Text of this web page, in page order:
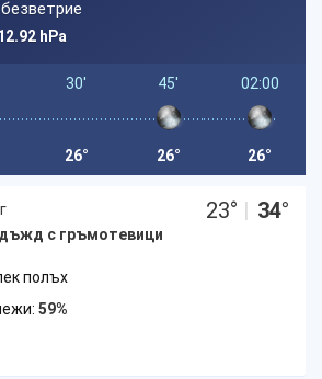
hPa
30'
26°
45'
26°
02:00
26°
с гръмотевици
23° | 34°
полъх
59%